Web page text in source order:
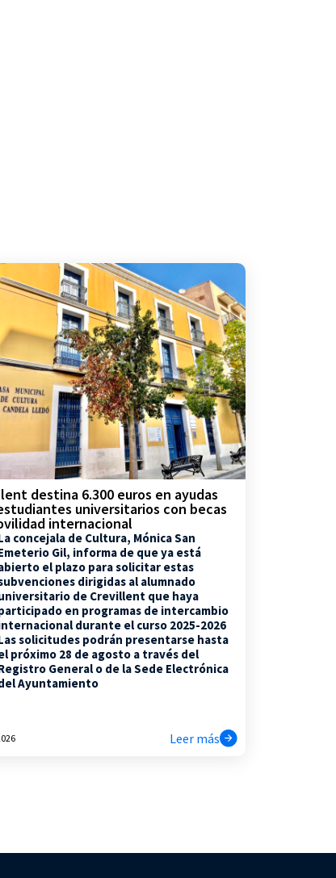
destina 6.300 euros en ayudas
universitarios con becas
internacional
concejala de Cultura, Mónica San
Gil, informa de que ya está
el plazo para solicitar estas
dirigidas al alumnado
de Crevillent que haya
en programas de intercambio
durante el curso 2025-2026
solicitudes podrán presentarse hasta
próximo 28 de agosto a través del
General o de la Sede Electrónica
Ayuntamiento
Leer más